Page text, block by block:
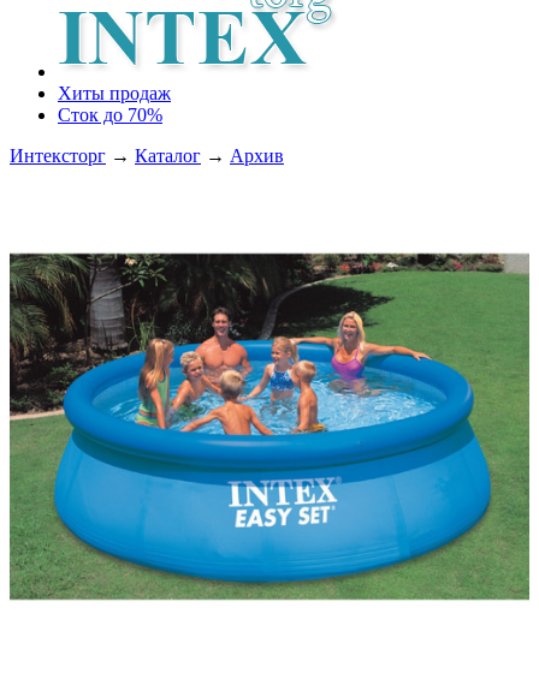
Хиты продаж
Сток до 70%
Интексторг → Каталог → Архив